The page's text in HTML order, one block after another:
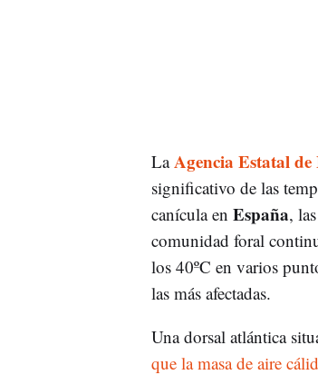
LaAgencia Estatal
significativo de las
canícula en España,
comunidad foral
los 40ºC en varios
las más afectadas.
Una dorsal atlántica
que la masa de aire